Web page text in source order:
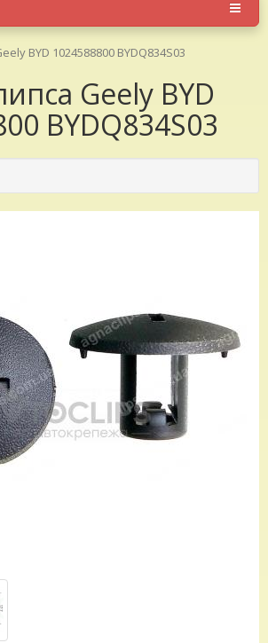
BYD 1024588800 BYDQ834S03
Geely BYD
BYDQ834S03